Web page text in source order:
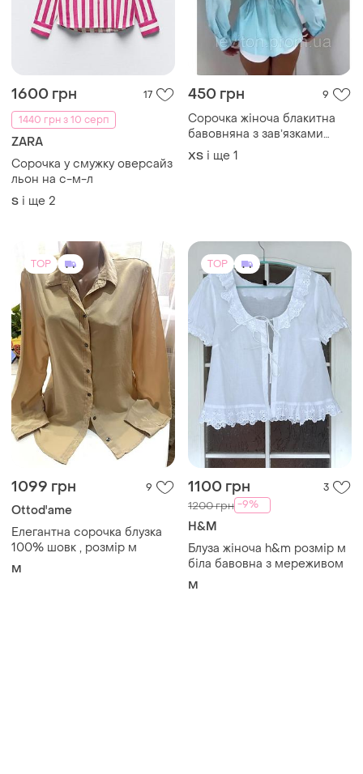
1600 грн
17
1440 грн з 10 серп
ZARA
Сорочка у смужку оверсайз
льон на с-м-л
S і ще 2
450 грн 9
Сорочка жіноча блакитна
бавовняна з завʼязками
ззаду по талії
ХS і ще 1
TOP
1099 грн 9
Ottod'ame
Елегантна сорочка блузка
100% шовк , розмір м
M
TOP
1100 грн 3
1200 грн -9%
H&M
Блуза жіноча h&m розмір м
біла бавовна з мереживом
M